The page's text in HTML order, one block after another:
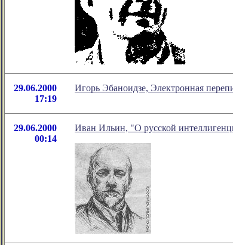
29.06.2000
17:19
Игорь Эбаноидзе, Электронная
29.06.2000
00:14
Иван Ильин, "О русской